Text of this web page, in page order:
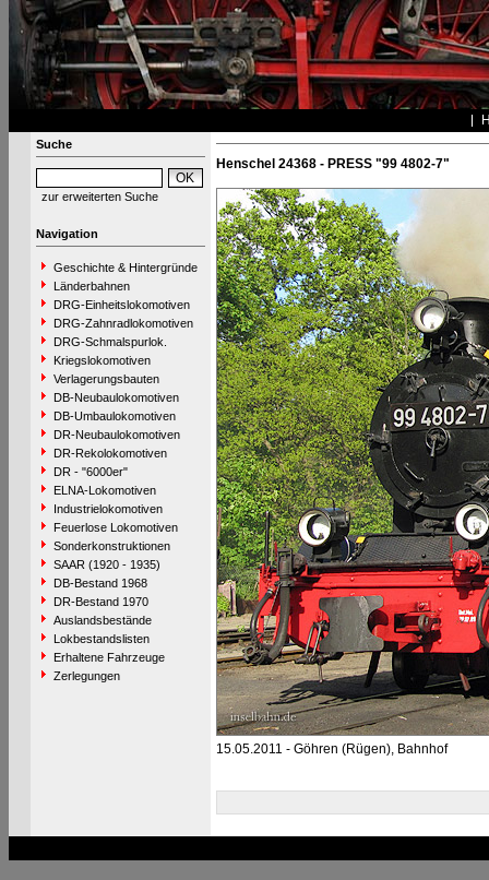
Suche
zur erweiterten Suche
Navigation
Geschichte & Hintergründe
Länderbahnen
DRG-Einheitslokomotiven
DRG-Zahnradlokomotiven
DRG-Schmalspurlok.
Kriegslokomotiven
Verlagerungsbauten
DB-Neubaulokomotiven
DB-Umbaulokomotiven
DR-Neubaulokomotiven
DR-Rekolokomotiven
DR - "6000er"
ELNA-Lokomotiven
Industrielokomotiven
Feuerlose Lokomotiven
Sonderkonstruktionen
SAAR (1920 - 1935)
DB-Bestand 1968
DR-Bestand 1970
Auslandsbestände
Lokbestandslisten
Erhaltene Fahrzeuge
Zerlegungen
Henschel 24368 - PRESS "99 4802-7"
15.05.2011 - Göhren (Rügen), Bahnhof